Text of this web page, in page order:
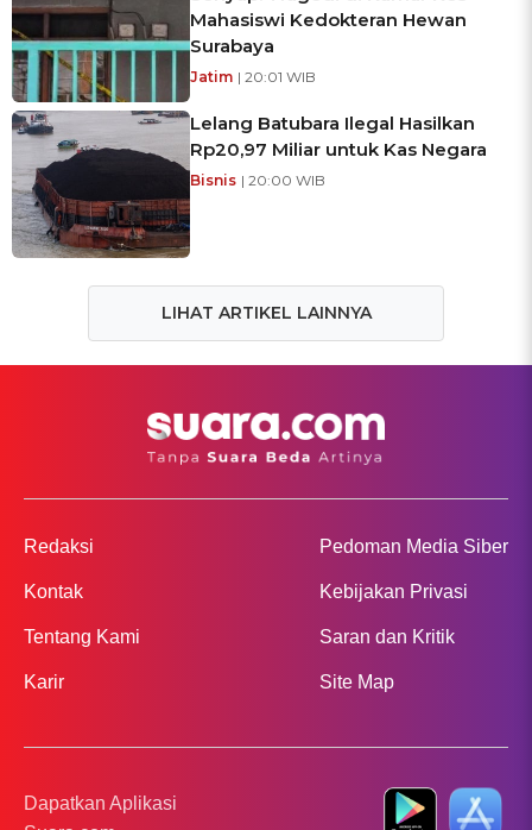
Mahasiswi Kedokteran Hewan
Surabaya
Jatim | 20:01 WIB
Lelang Batubara Ilegal Hasilkan
Rp20,97 Miliar untuk Kas Negara
Bisnis | 20:00 WIB
LIHAT ARTIKEL LAINNYA
Redaksi
Kontak
Tentang Kami
Karir
Pedoman Media Siber
Kebijakan Privasi
Saran dan Kritik
Site Map
Dapatkan Aplikasi